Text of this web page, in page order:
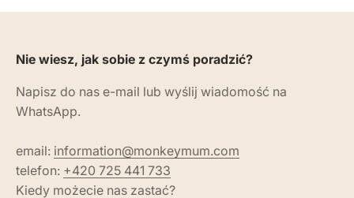
Nie wiesz, jak sobie z czymś poradzić?
Napisz do nas e-mail lub wyślij wiadomość na
WhatsApp.
email: information@monkeymum.com
telefon: +420 725 441 733
Kiedy możecie nas zastać?